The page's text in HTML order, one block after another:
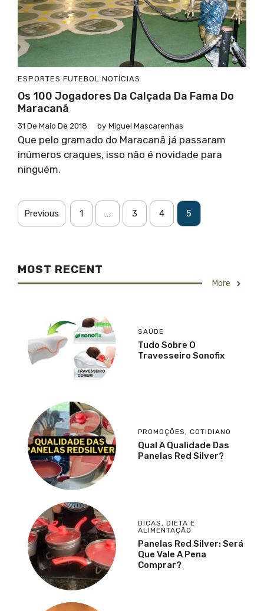
ESPORTES FUTEBOL NOTÍCIAS
Os 100 Jogadores Da Calçada Da Fama Do
Maracanã
31 De Maio De 2018 by Miguel Mascarenhas
Que pelo gramado do Maracanã já passaram
inúmeros craques, isso não é novidade para
ninguém.
Previous 1 … 3 4 5
MOST RECENT
More
SAÚDE
Tudo Sobre O
Travesseiro Sonofix
PROMOÇÕES, COTIDIANO
Qual A Qualidade Das
Panelas Red Silver?
DICAS, DIETA E
ALIMENTAÇÃO
Panelas Red Silver: Será
Que Vale A Pena
Comprar?